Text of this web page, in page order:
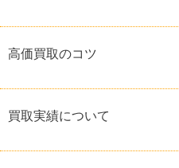
高価買取のコツ
買取実績について